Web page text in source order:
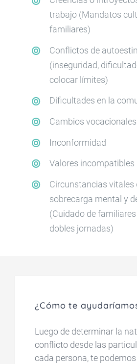
trabajo (Mandatos
familiares)
Conflictos de
(inseguridad,
colocar límites)
Dificultades en la
Cambios vocacionales
Inconformidad
Valores incompatibles
Circunstancias vitales
sobrecarga mental y
(Cuidado de
dobles jornadas)
¿Cómo te
Luego de determinar la
conflicto desde las
cada persona, te